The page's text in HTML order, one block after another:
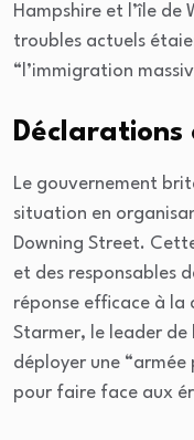
Hampshire et l’île de
troubles actuels
“l’immigration
Déclarations
Le gouvernement
situation en
Downing Street.
et des responsables
réponse efficace à la
Starmer, le leader de
déployer une “armée
pour faire face aux